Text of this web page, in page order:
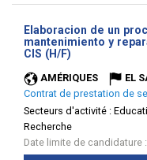
Elaboracion de un
mantenimiento y
CIS (H/F)
AMÉRIQUES
EL
Contrat de prestation de
Secteurs d'activité :
Recherche
Date limite de candidature